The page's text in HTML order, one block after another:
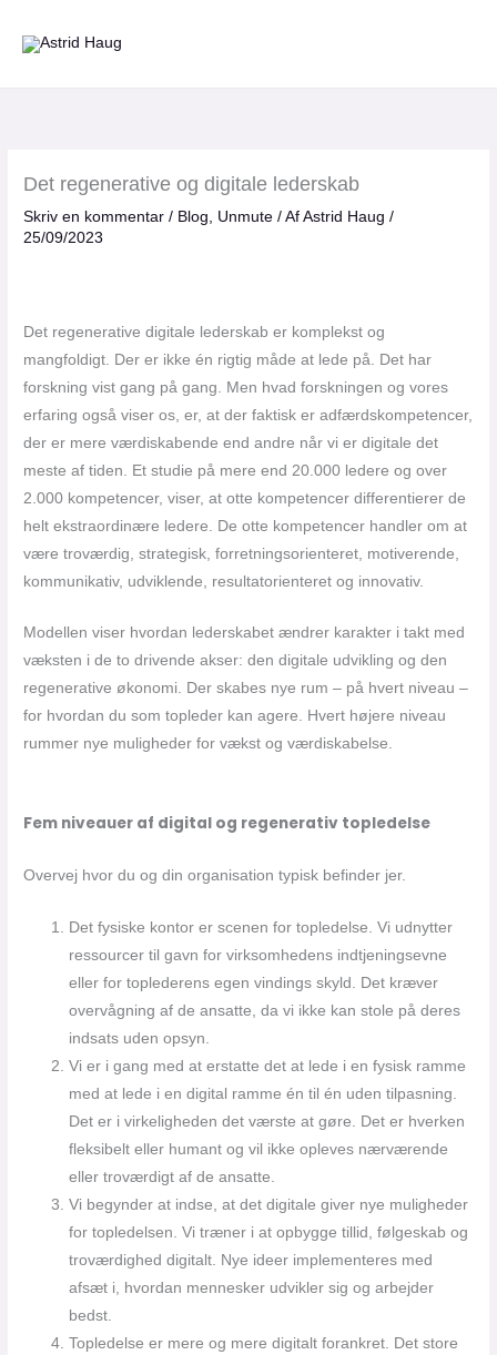
Det regenerative og digitale lederskab
Skriv en kommentar / Blog, Unmute / AfAstrid Haug/
25/09/2023
Det regenerative digitale lederskab er komplekst og
mangfoldigt. Der er ikke én rigtig måde at lede på. Det har
forskning vist gang på gang. Men hvad forskningen og vores
erfaring også viser os, er, at der faktisk er adfærdskompetencer,
der er mere værdiskabende end andre når vi er digitale det
meste af tiden. Et studie på mere end 20.000 ledere og over
2.000 kompetencer, viser, at otte kompetencer differentierer de
helt ekstraordinære ledere. De otte kompetencer handler om at
være troværdig, strategisk, forretningsorienteret, motiverende,
kommunikativ, udviklende, resultatorienteret og innovativ.
Modellen viser hvordan lederskabet ændrer karakter i takt med
væksten i de to drivende akser: den digitale udvikling og den
regenerative økonomi. Der skabes nye rum – på hvert niveau –
for hvordan du som topleder kan agere. Hvert højere niveau
rummer nye muligheder for vækst og værdiskabelse.
Fem niveauer af digital og regenerativ topledelse
Overvej hvor du og din organisation typisk befinder jer.
Det fysiske kontor er scenen for topledelse. Vi udnytter
ressourcer til gavn for virksomhedens indtjeningsevne
eller for toplederens egen vindings skyld. Det kræver
overvågning af de ansatte, da vi ikke kan stole på deres
indsats uden opsyn.
Vi er i gang med at erstatte det at lede i en fysisk ramme
med at lede i en digital ramme én til én uden tilpasning.
Det er i virkeligheden det værste at gøre. Det er hverken
fleksibelt eller humant og vil ikke opleves nærværende
eller troværdigt af de ansatte.
Vi begynder at indse, at det digitale giver nye muligheder
for topledelsen. Vi træner i at opbygge tillid, følgeskab og
troværdighed digitalt. Nye ideer implementeres med
afsæt i, hvordan mennesker udvikler sig og arbejder
bedst.
Topledelse er mere og mere digitalt forankret. Det store